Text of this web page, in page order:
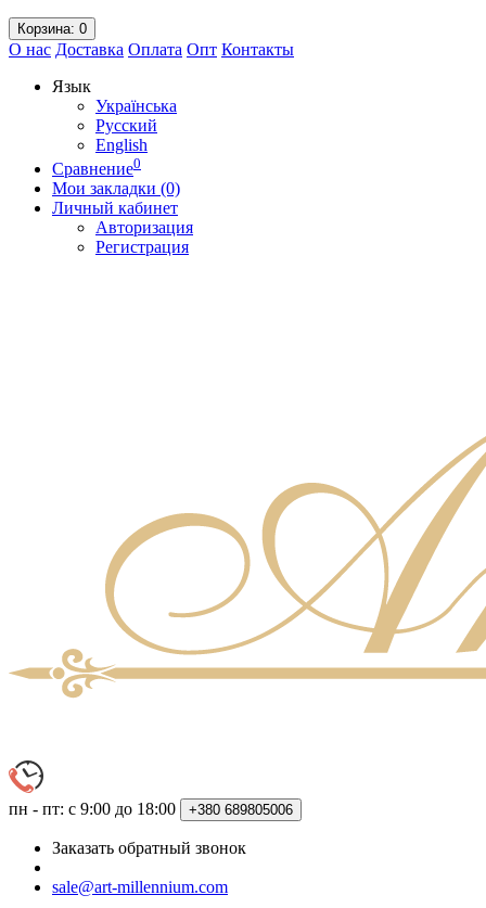
Корзина: 0
О нас Доставка Оплата Опт Контакты
Язык
Українська
Русский
English
Сравнение0
Мои закладки (0)
Личный кабинет
Авторизация
Регистрация
пн - пт: с 9:00 до 18:00 +380 689805006
Заказать обратный звонок
sale@art-millennium.com